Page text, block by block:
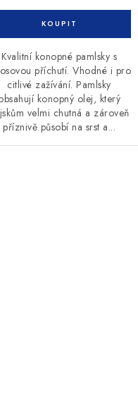
Kvalitní konopné pamlsky s
příchutí. Vhodné i pro
citlivé zažívání. Pamlsky
konopný olej, který
velmi chutná a zároveň
příznivě působí na srst a...